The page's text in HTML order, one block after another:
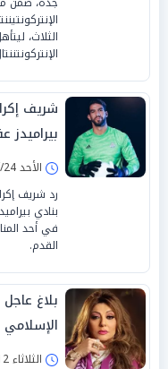
الثلاث،
شريف
بيراميدز
الأحد 24/أغسطس/2025 - 01:37 م
رد شريف
بنادي
في أحد
القدم.
بلاغ
الإسلامي
الثلاثاء 12/أغسطس/2025 - 01:21 م